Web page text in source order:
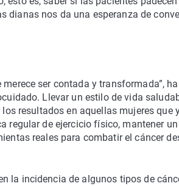
dianas nos da una esperanza de
ser contada y transformada”, ha
Llevar un estilo de vida
resultados en aquellas mujeres que
regular de ejercicio físico, mantener
reales para combatir el cáncer
la incidencia de algunos tipos de